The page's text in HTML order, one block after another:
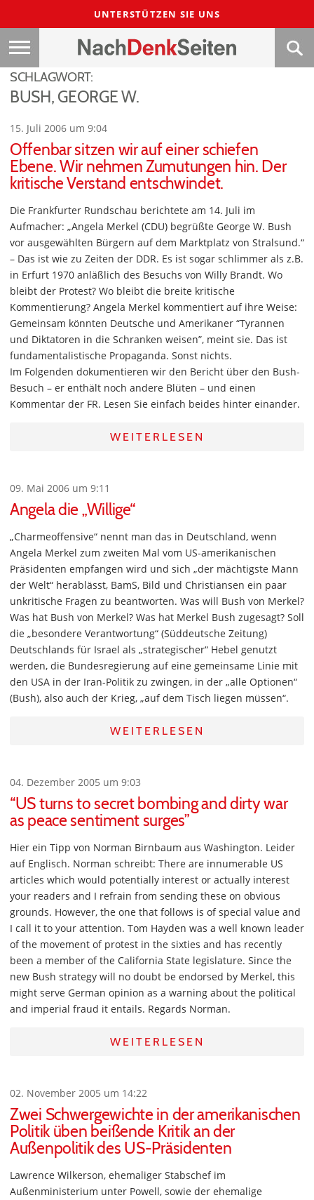
UNTERSTÜTZEN SIE UNS
SCHLAGWORT:
BUSH, GEORGE W.
15. Juli 2006 um 9:04
Offenbar sitzen wir auf einer schiefen
Ebene. Wir nehmen Zumutungen hin. Der
kritische Verstand entschwindet.
Die Frankfurter Rundschau berichtete am 14. Juli im
Aufmacher: „Angela Merkel (CDU) begrüßte George W. Bush
vor ausgewählten Bürgern auf dem Marktplatz von Stralsund.“
– Das ist wie zu Zeiten der DDR. Es ist sogar schlimmer als z.B.
in Erfurt 1970 anläßlich des Besuchs von Willy Brandt. Wo
bleibt der Protest? Wo bleibt die breite kritische
Kommentierung? Angela Merkel kommentiert auf ihre Weise:
Gemeinsam könnten Deutsche und Amerikaner “Tyrannen
und Diktatoren in die Schranken weisen”, meint sie. Das ist
fundamentalistische Propaganda. Sonst nichts.
Im Folgenden dokumentieren wir den Bericht über den Bush-
Besuch – er enthält noch andere Blüten – und einen
Kommentar der FR. Lesen Sie einfach beides hinter einander.
WEITERLESEN
09. Mai 2006 um 9:11
Angela die „Willige“
„Charmeoffensive“ nennt man das in Deutschland, wenn
Angela Merkel zum zweiten Mal vom US-amerikanischen
Präsidenten empfangen wird und sich „der mächtigste Mann
der Welt“ herablässt, BamS, Bild und Christiansen ein paar
unkritische Fragen zu beantworten. Was will Bush von Merkel?
Was hat Bush von Merkel? Was hat Merkel Bush zugesagt? Soll
die „besondere Verantwortung“ (Süddeutsche Zeitung)
Deutschlands für Israel als „strategischer“ Hebel genutzt
werden, die Bundesregierung auf eine gemeinsame Linie mit
den USA in der Iran-Politik zu zwingen, in der „alle Optionen“
(Bush), also auch der Krieg, „auf dem Tisch liegen müssen“.
WEITERLESEN
04. Dezember 2005 um 9:03
“US turns to secret bombing and dirty war
as peace sentiment surges”
Hier ein Tipp von Norman Birnbaum aus Washington. Leider
auf Englisch. Norman schreibt: There are innumerable US
articles which would potentially interest or actually interest
your readers and I refrain from sending these on obvious
grounds. However, the one that follows is of special value and
I call it to your attention. Tom Hayden was a well known leader
of the movement of protest in the sixties and has recently
been a member of the California State legislature. Since the
new Bush strategy will no doubt be endorsed by Merkel, this
might serve German opinion as a warning about the political
and imperial fraud it entails. Regards Norman.
WEITERLESEN
02. November 2005 um 14:22
Zwei Schwergewichte in der amerikanischen
Politik üben beißende Kritik an der
Außenpolitik des US-Präsidenten
Lawrence Wilkerson, ehemaliger Stabschef im
Außenministerium unter Powell, sowie der ehemalige